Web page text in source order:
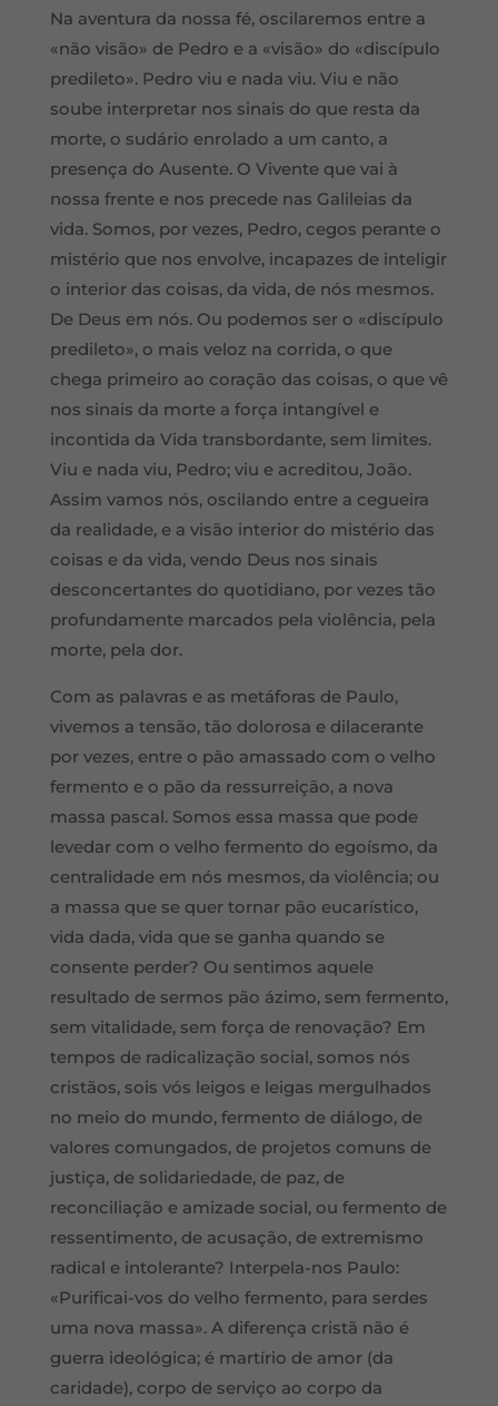
Na aventura da nossa fé, oscilaremos entre a
«não visão» de Pedro e a «visão» do «discípulo
predileto». Pedro viu e nada viu. Viu e não
soube interpretar nos sinais do que resta da
morte, o sudário enrolado a um canto, a
presença do Ausente. O Vivente que vai à
nossa frente e nos precede nas Galileias da
vida. Somos, por vezes, Pedro, cegos perante o
mistério que nos envolve, incapazes de inteligir
o interior das coisas, da vida, de nós mesmos.
De Deus em nós. Ou podemos ser o «discípulo
predileto», o mais veloz na corrida, o que
chega primeiro ao coração das coisas, o que vê
nos sinais da morte a força intangível e
incontida da Vida transbordante, sem limites.
Viu e nada viu, Pedro; viu e acreditou, João.
Assim vamos nós, oscilando entre a cegueira
da realidade, e a visão interior do mistério das
coisas e da vida, vendo Deus nos sinais
desconcertantes do quotidiano, por vezes tão
profundamente marcados pela violência, pela
morte, pela dor.
Com as palavras e as metáforas de Paulo,
vivemos a tensão, tão dolorosa e dilacerante
por vezes, entre o pão amassado com o velho
fermento e o pão da ressurreição, a nova
massa pascal. Somos essa massa que pode
levedar com o velho fermento do egoísmo, da
centralidade em nós mesmos, da violência; ou
a massa que se quer tornar pão eucarístico,
vida dada, vida que se ganha quando se
consente perder? Ou sentimos aquele
resultado de sermos pão ázimo, sem fermento,
sem vitalidade, sem força de renovação? Em
tempos de radicalização social, somos nós
cristãos, sois vós leigos e leigas mergulhados
no meio do mundo, fermento de diálogo, de
valores comungados, de projetos comuns de
justiça, de solidariedade, de paz, de
reconciliação e amizade social, ou fermento de
ressentimento, de acusação, de extremismo
radical e intolerante? Interpela-nos Paulo:
«Purificai-vos do velho fermento, para serdes
uma nova massa». A diferença cristã não é
guerra ideológica; é martírio de amor (da
caridade), corpo de serviço ao corpo da